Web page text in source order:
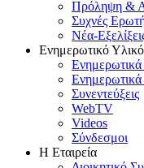
Πρόληψη &
Συχνές
Νέα-
Ενημερωτικό Υλικό
Συνεντεύξεις
WebTV
Videos
Σύνδεσμοι
Η Εταιρεία